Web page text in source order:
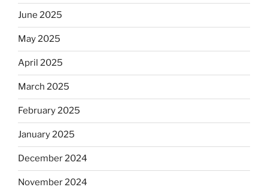
June 2025
May 2025
April 2025
March 2025
February 2025
January 2025
December 2024
November 2024